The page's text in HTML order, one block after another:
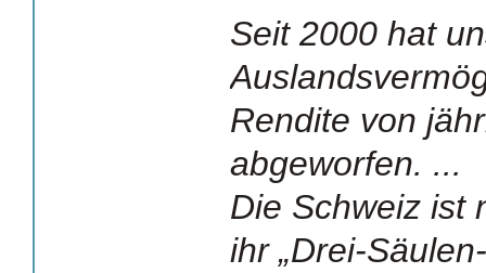
Seit 2000 hat
Rendite von
abgeworfen. ...
Die Schweiz ist
ihr „Drei-